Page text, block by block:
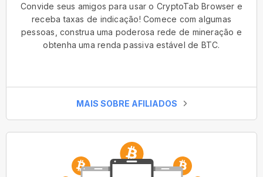
Convide seus amigos para usar o CryptoTab Browser e
receba taxas de indicação! Comece com algumas
pessoas, construa uma poderosa rede de mineração e
obtenha uma renda passiva estável de BTC.
MAIS SOBRE AFILIADOS